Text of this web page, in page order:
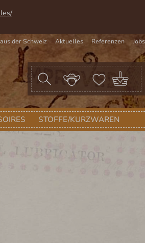
der Schweiz Aktuelles Referenzen Jobs
STOFFE/KURZWAREN